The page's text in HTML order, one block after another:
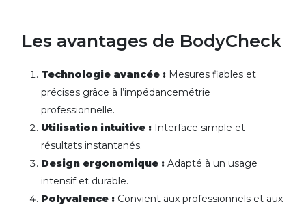
Les avantages de BodyCheck
Technologie avancée :Mesures fiables et
précises grâce à l’impédancemétrie
professionnelle.
Utilisation intuitive :Interface simple et
résultats instantanés.
Design ergonomique :Adapté à un usage
intensif et durable.
Polyvalence :Convient aux professionnels et aux